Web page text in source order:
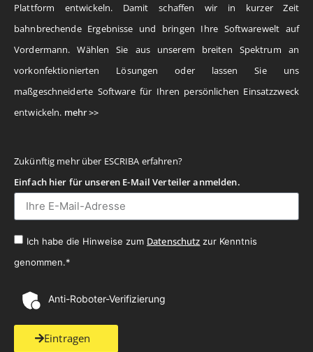
Plattform entwickeln. Damit schaffen wir in kurzer Zeit
bahnbrechende Ergebnisse und bringen Ihre Softwarewelt auf
Vordermann. Wählen Sie aus unserem breiten Spektrum an
vorkonfektionierten Lösungen oder lassen Sie uns
maßgeschneiderte Software für Ihren persönlichen Einsatzzweck
entwickeln. mehr >>
Zukünftig mehr über ESCRIBA erfahren?
Einfach hier für unseren E-Mail Verteiler anmelden.
Ich habe die Hinweise zum Datenschutz zur Kenntnis
genommen.*
Anti-Roboter-Verifizierung
Eintragen